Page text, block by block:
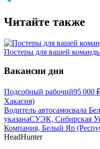
Читайте также
Постеры для вашей
Вакансии дня
Подсобный рабочий95 000
Хакасия)
Водитель автосамосвала
указанаСУЭК, Сибирская
Компания, Белый Яр
HeadHunter